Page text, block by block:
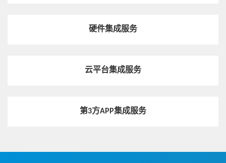
硬件集成服务
云平台集成服务
第3方APP集成服务